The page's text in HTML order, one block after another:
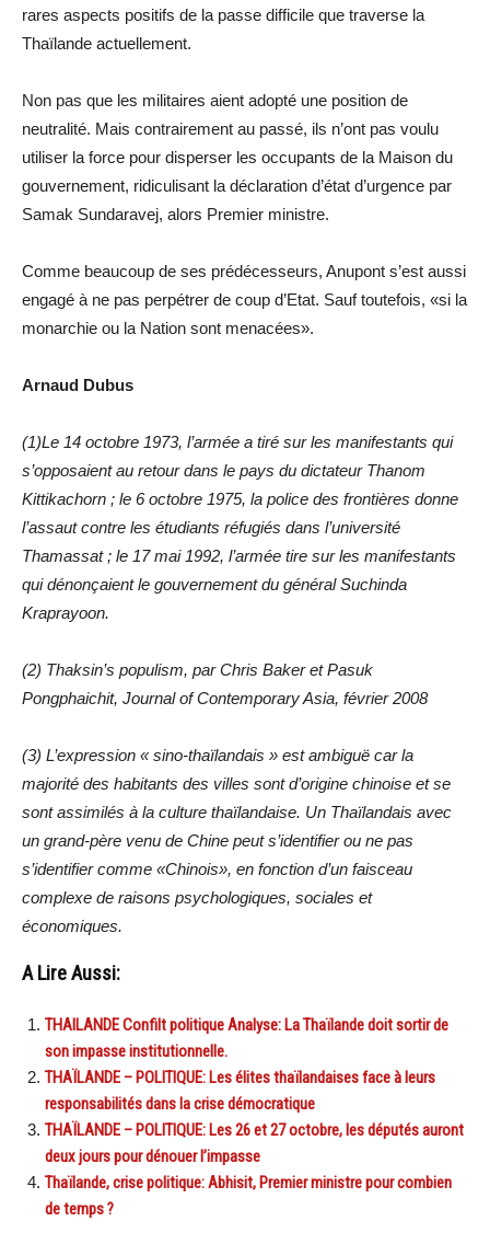
rares aspects positifs de la passe difficile que traverse la
Thaïlande actuellement.
Non pas que les militaires aient adopté une position de
neutralité. Mais contrairement au passé, ils n’ont pas voulu
utiliser la force pour disperser les occupants de la Maison du
gouvernement, ridiculisant la déclaration d’état d’urgence par
Samak Sundaravej, alors Premier ministre.
Comme beaucoup de ses prédécesseurs, Anupont s’est aussi
engagé à ne pas perpétrer de coup d’Etat. Sauf toutefois, «si la
monarchie ou la Nation sont menacées».
Arnaud Dubus
(1)Le 14 octobre 1973, l’armée a tiré sur les manifestants qui
s’opposaient au retour dans le pays du dictateur Thanom
Kittikachorn ; le 6 octobre 1975, la police des frontières donne
l’assaut contre les étudiants réfugiés dans l’université
Thamassat ; le 17 mai 1992, l’armée tire sur les manifestants
qui dénonçaient le gouvernement du général Suchinda
Kraprayoon.
(2) Thaksin’s populism, par Chris Baker et Pasuk
Pongphaichit, Journal of Contemporary Asia, février 2008
(3) L’expression « sino-thaïlandais » est ambiguë car la
majorité des habitants des villes sont d’origine chinoise et se
sont assimilés à la culture thaïlandaise. Un Thaïlandais avec
un grand-père venu de Chine peut s’identifier ou ne pas
s’identifier comme «Chinois», en fonction d’un faisceau
complexe de raisons psychologiques, sociales et
économiques.
A Lire Aussi:
THAILANDE Confilt politique Analyse: La Thaïlande doit sortir de
son impasse institutionnelle.
THAÏLANDE – POLITIQUE: Les élites thaïlandaises face à leurs
responsabilités dans la crise démocratique
THAÏLANDE – POLITIQUE: Les 26 et 27 octobre, les députés auront
deux jours pour dénouer l’impasse
Thaïlande, crise politique: Abhisit, Premier ministre pour combien
de temps ?